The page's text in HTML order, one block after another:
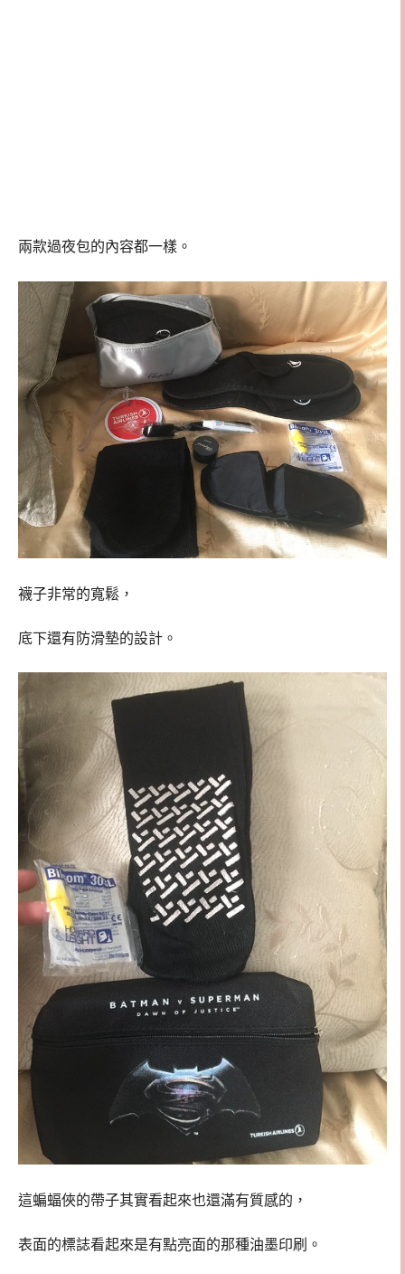
兩款過夜包的內容都一樣。
襪子非常的寬鬆，
底下還有防滑墊的設計。
這蝙蝠俠的帶子其實看起來也還滿有質感的，
表面的標誌看起來是有點亮面的那種油墨印刷。